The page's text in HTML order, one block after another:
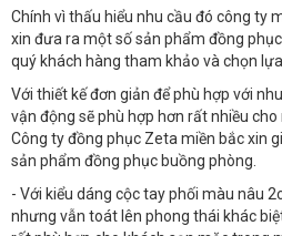
Chính vì thấu hiểu nhu cầu đó công ty
xin đưa ra một số sản phẩm đồng
quý khách hàng tham khảo và chọn lựa
Với thiết kế đơn giản để phù hợp với
vận động sẽ phù hợp hơn rất nhiều
Công ty đồng phục Zeta miền bắc xin
sản phẩm đồng phục buồng phòng.
- Với kiểu dáng cộc tay phối màu nâu
nhưng vẫn toát lên phong thái khác